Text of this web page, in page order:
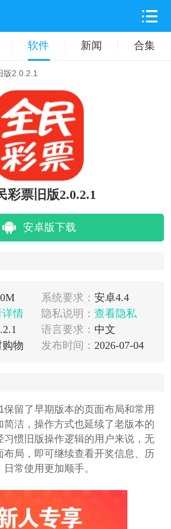
软件 新闻 合集
版2.0.2.1
题壁纸 旅游出行
摄美化 时尚购物
彩票旧版2.0.2.1
安卓版下载
系统要求： 安卓4.4
详情 隐私说明： 查看隐私
语言要求： 中文
物 发布时间： 2026-07-04
留了早期版本的页面布局和常用
简洁，操作方式也延续了老版本的
习惯旧版操作逻辑的用户来说，无
布局，即可继续查看开奖信息、历
常使用更加顺手。